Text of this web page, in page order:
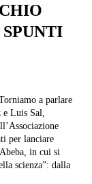
Luis Sal,
per lanciare
in cui si
scienza”: dalla